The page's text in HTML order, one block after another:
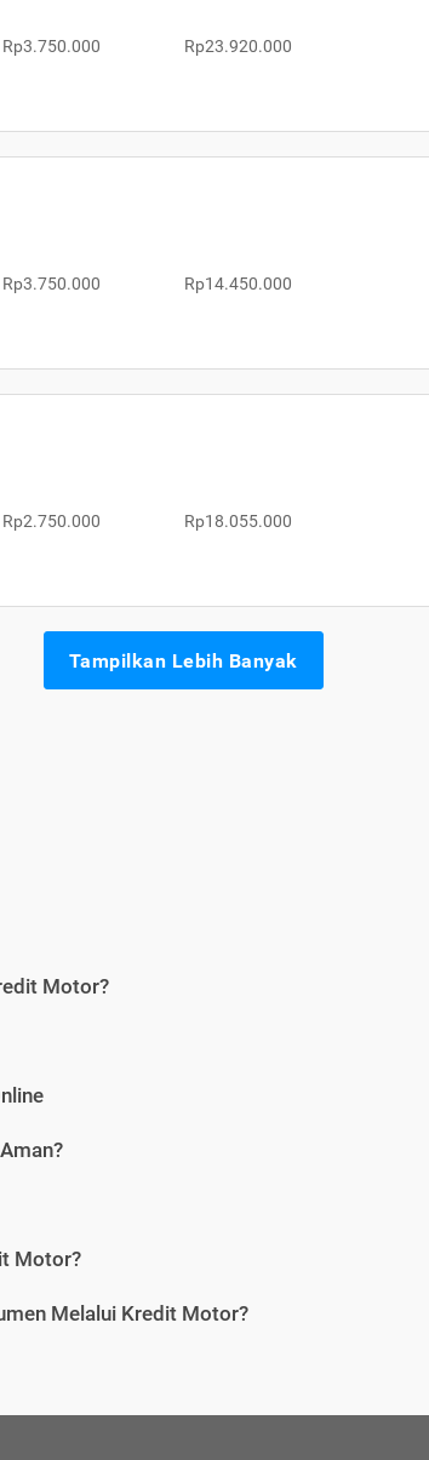
Rp3.750.000 Rp23.920.000
Rp3.750.000 Rp14.450.000
Rp2.750.000 Rp18.055.000
Tampilkan Lebih Banyak
Motor?
Motor?
Melalui Kredit Motor?